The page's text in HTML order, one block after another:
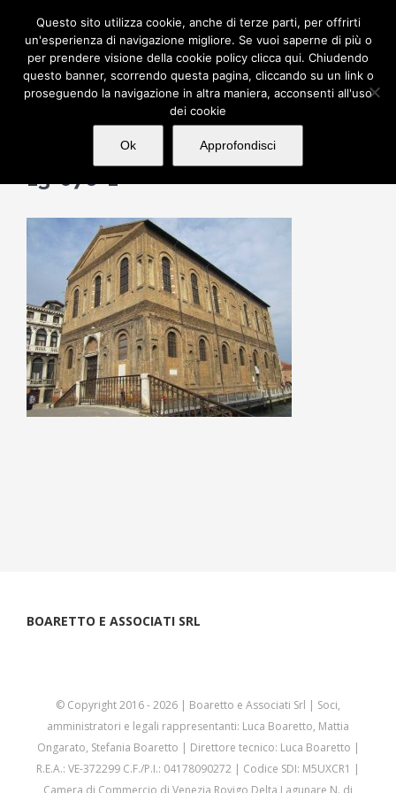
contenuto
13-076-1
BOARETTO E ASSOCIATI SRL
© Copyright 2016 -2026 | Boaretto e Associati Srl | Soci,
amministratori e legali rappresentanti: Luca Boaretto, Mattia
Ongarato, Stefania Boaretto | Direttore tecnico: Luca Boaretto |
R.E.A.: VE-372299 C.F./P.I.: 04178090272 | Codice SDI: M5UXCR1 |
Camera di Commercio di Venezia Rovigo Delta Lagunare N. di
Questo sito utilizza cookie, anche di terze parti, per offrirti
un'esperienza di navigazione migliore. Se vuoi saperne di più o
per prendere visione della cookie policy clicca qui. Chiudendo
questo banner, scorrendo questa pagina, cliccando su un link o
proseguendo la navigazione in altra maniera, acconsenti all'uso
dei cookie
Ok Approfondisci